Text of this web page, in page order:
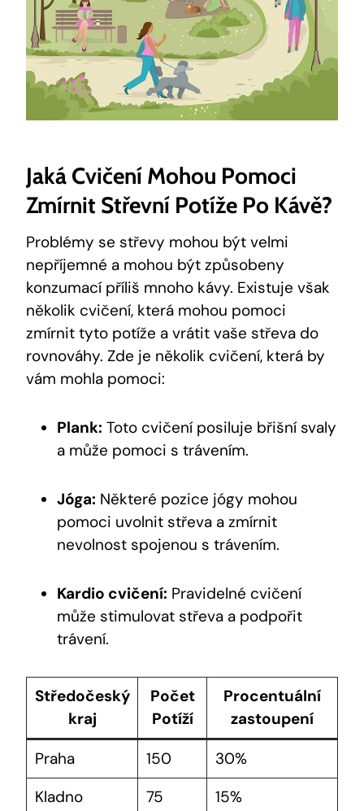
Jaká Cvičení Mohou Pomoci
Zmírnit Střevní Potíže Po Kávě?
Problémy se střevy mohou být velmi
nepříjemné a mohou být způsobeny
konzumací příliš mnoho kávy. Existuje však
několik cvičení, která mohou pomoci
zmírnit tyto potíže a vrátit vaše střeva do
rovnováhy. Zde je několik cvičení, která by
vám mohla pomoci:
Plank: Toto cvičení posiluje břišní svaly
a může pomoci s trávením.
Jóga: Některé pozice jógy mohou
pomoci uvolnit střeva a zmírnit
nevolnost spojenou s trávením.
Kardio cvičení: Pravidelné cvičení
může stimulovat střeva a podpořit
trávení.
Středočeský
kraj
Počet
Potíží
Procentuální
zastoupení
Praha
150
30%
Kladno
75
15%